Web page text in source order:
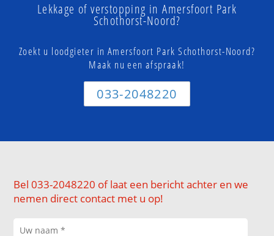
Lekkage of verstopping in Amersfoort Park
Schothorst-Noord?
Zoekt u loodgieter in Amersfoort Park Schothorst-Noord?
Maak nu een afspraak!
033-2048220
Bel 033-2048220 of laat een bericht achter en we
nemen direct contact met u op!